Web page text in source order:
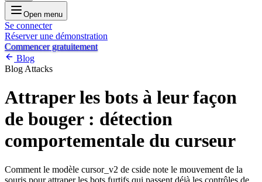
Open menu
Se connecter
Réserver une démonstration
Commencer gratuitement
Blog
Blog Attacks
Attraper les bots à leur façon
de bouger : détection
comportementale du curseur
Comment le modèle cursor_v2 de cside note le mouvement de la
souris pour attraper les bots furtifs qui passent déjà les contrôles de